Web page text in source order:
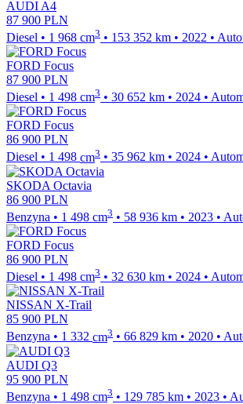
AUDI A4
87 900 PLN
Diesel • 1 968 cm3 • 153 352 km • 2022 •
FORD Focus
87 900 PLN
Diesel • 1 498 cm3 • 30 652 km • 2024 •
FORD Focus
86 900 PLN
Diesel • 1 498 cm3 • 35 962 km • 2024 •
SKODA Octavia
86 900 PLN
Benzyna • 1 498 cm3 • 58 936 km • 2023 •
FORD Focus
86 900 PLN
Diesel • 1 498 cm3 • 32 630 km • 2024 •
NISSAN X-Trail
85 900 PLN
Benzyna • 1 332 cm3 • 66 829 km • 2020 •
AUDI Q3
95 900 PLN
Benzyna • 1 498 cm3 • 129 785 km • 2023 •